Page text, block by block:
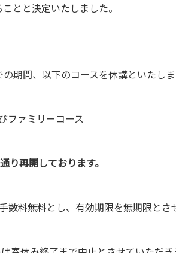
とと決定いたしました。
期間、以下のコースを休講といたしま
ファミリーコース
再開しております。
料無料とし、有効期限を無期限とさ